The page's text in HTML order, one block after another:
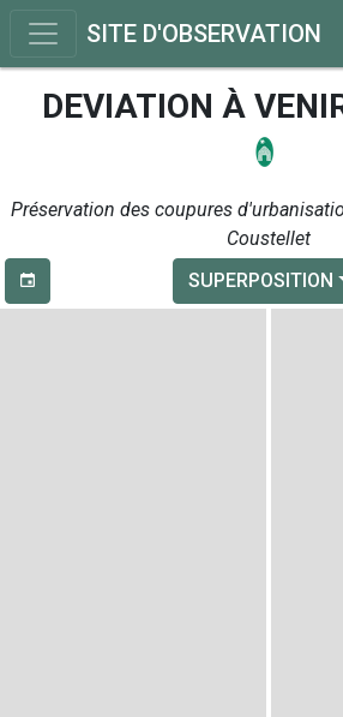
SITE D'OBSERVATION
DEVIATION À
Préservation des coupures
Coustellet
SUPERPOSITION